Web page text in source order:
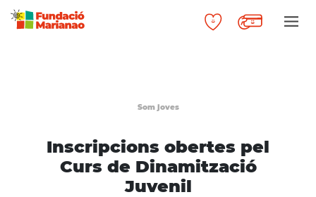
Som joves
Inscripcions obertes pel
Curs de Dinamització
Juvenil